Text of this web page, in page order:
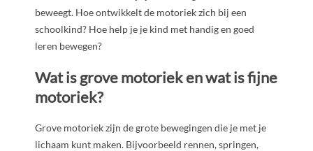
beweegt. Hoe ontwikkelt de motoriek zich bij een
schoolkind? Hoe help je je kind met handig en goed
leren bewegen?
Wat is grove motoriek en wat is fijne
motoriek?
Grove motoriek zijn de grote bewegingen die je met je
lichaam kunt maken. Bijvoorbeeld rennen, springen,